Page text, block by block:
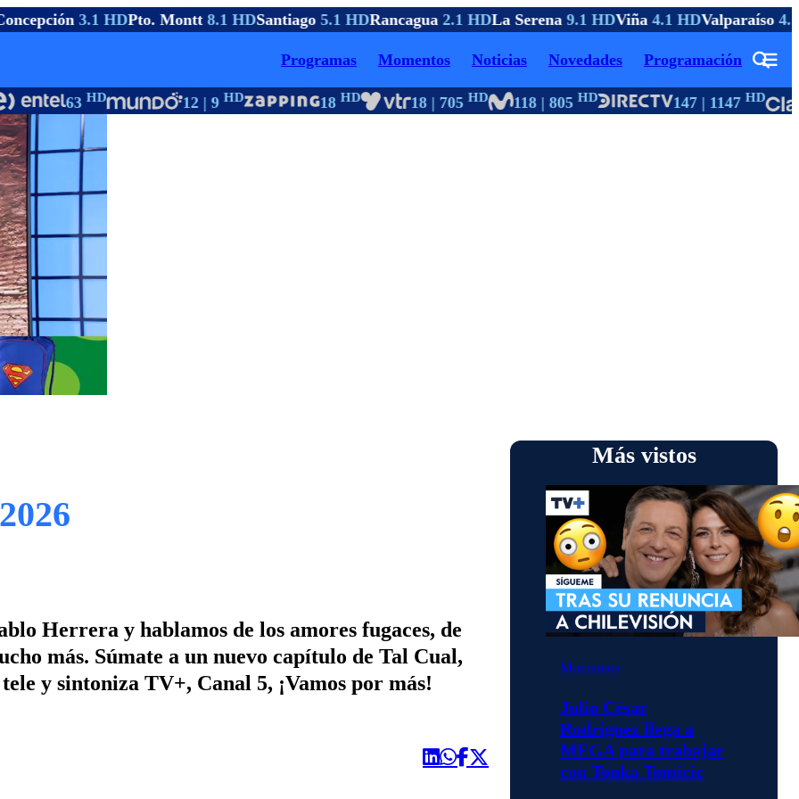
3.1 HDPto. Montt8.1 HDSantiago5.1 HDRancagua2.1 HDLa Serena9.1 HDViña4.1 HDValparaíso4.1
Programas Momentos Noticias Novedades Programación
63HD 12 | 9HD 18HD 18 | 705HD 118 | 805HD 147 | 1147HD
Herrera y hablamos de los amores fugaces, de
más. Súmate a un nuevo capítulo de Tal Cual,
y sintoniza TV+, Canal 5, ¡Vamos por más!
Más vistos
Momentos
Julio César
Rodríguez llega a
MEGA para trabajar
con Tonka Tomicic